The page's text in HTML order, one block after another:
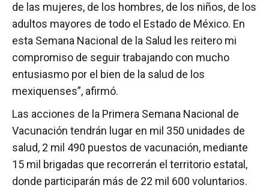
de las mujeres, de los hombres, de los niños, de los
adultos mayores de todo el Estado de México. En
esta Semana Nacional de la Salud les reitero mi
compromiso de seguir trabajando con mucho
entusiasmo por el bien de la salud de los
mexiquenses”, afirmó.
Las acciones de la Primera Semana Nacional de
Vacunación tendrán lugar en mil 350 unidades de
salud, 2 mil 490 puestos de vacunación, mediante
15 mil brigadas que recorrerán el territorio estatal,
donde participarán más de 22 mil 600 voluntarios.